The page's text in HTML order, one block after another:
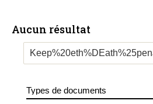
Aucun résultat